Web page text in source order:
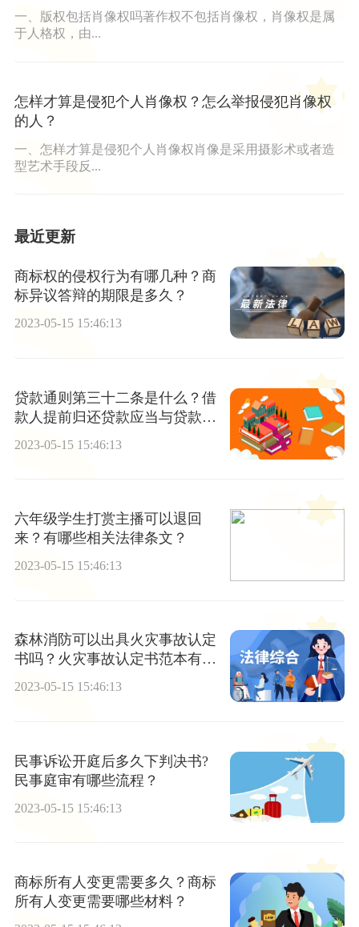
一、版权包括肖像权吗著作权不包括肖像权，肖像权是属
于人格权，由...
怎样才算是侵犯个人肖像权？怎么举报侵犯肖像权
的人？
一、怎样才算是侵犯个人肖像权肖像是采用摄影术或者造
型艺术手段反...
最近更新
商标权的侵权行为有哪几种？商
标异议答辩的期限是多久？
2023-05-15 15:46:13
贷款通则第三十二条是什么？借
款人提前归还贷款应当与贷款人
2023-05-15 15:46:13
六年级学生打赏主播可以退回
来？有哪些相关法律条文？
2023-05-15 15:46:13
森林消防可以出具火灾事故认定
书吗？火灾事故认定书范本有哪
些？
2023-05-15 15:46:13
民事诉讼开庭后多久下判决书?
民事庭审有哪些流程？
2023-05-15 15:46:13
商标所有人变更需要多久？商标
所有人变更需要哪些材料？